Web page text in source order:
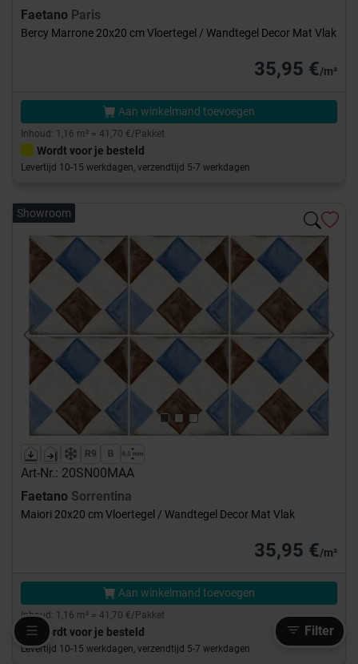
Filter
Faetano Paris
Bercy Marrone 20x20 cm Vloertegel / Wandtegel Decor Mat Vlak
35,95 €/m²
Aan winkelmand toevoegen
Inhoud: 1,16 m² = 41,70 €/Pakket
Wordt voor je besteld
Levertijd 10-15 werkdagen, verzendtijd 5-7 werkdagen
Showroom
Previous Next
Art-Nr.: 20SN00MAA
Faetano Sorrentina
Maiori 20x20 cm Vloertegel / Wandtegel Decor Mat Vlak
35,95 €/m²
Aan winkelmand toevoegen
Inhoud: 1,16 m² = 41,70 €/Pakket
Wordt voor je besteld
Levertijd 10-15 werkdagen, verzendtijd 5-7 werkdagen